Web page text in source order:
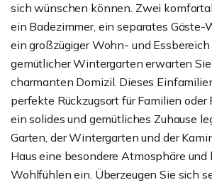
sich wünschen können. Zwei
ein Badezimmer, ein separates Gäste-
ein großzügiger Wohn- und
gemütlicher Wintergarten erwarten
charmanten Domizil. Dieses
perfekte Rückzugsort für Familien oder
ein solides und gemütliches Zuhause
Garten, der Wintergarten und der
Haus eine besondere Atmosphäre und
Wohlfühlen ein. Überzeugen Sie sich